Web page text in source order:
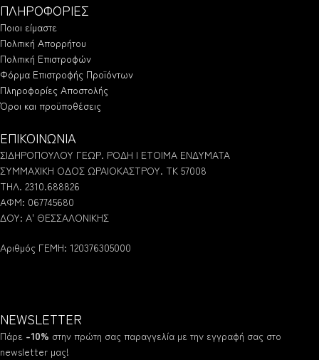
ΠΛΗΡΟΦΟΡΙΕΣ
Ποιοι είμαστε
Πολιτική Απορρήτου
Πολιτική Επιστροφών
Φόρμα Επιστροφής Προϊόντων
Πληροφορίες Αποστολής
Όροι και προϋποθέσεις
ΕΠΙΚΟΙΝΩΝΙΑ
ΣΙΔΗΡΟΠΟΥΛΟΥ ΓΕΩΡ. ΡΟΔΗ | ΕΤΟΙΜΑ ΕΝΔΥΜΑΤΑ
ΣΥΜΜΑΧΙΚΗ ΟΔΟΣ ΩΡΑΙΟΚΑΣΤΡΟΥ. ΤΚ 57008
ΤΗΛ. 2310.688826
ΑΦΜ: 067745680
ΔΟΥ: Α' ΘΕΣΣΑΛΟΝΙΚΗΣ
Αριθμός ΓΕΜΗ: 120376305000
NEWSLETTER
Πάρε -10% στην πρώτη σας παραγγελία με την εγγραφή σας στο
newsletter μας!